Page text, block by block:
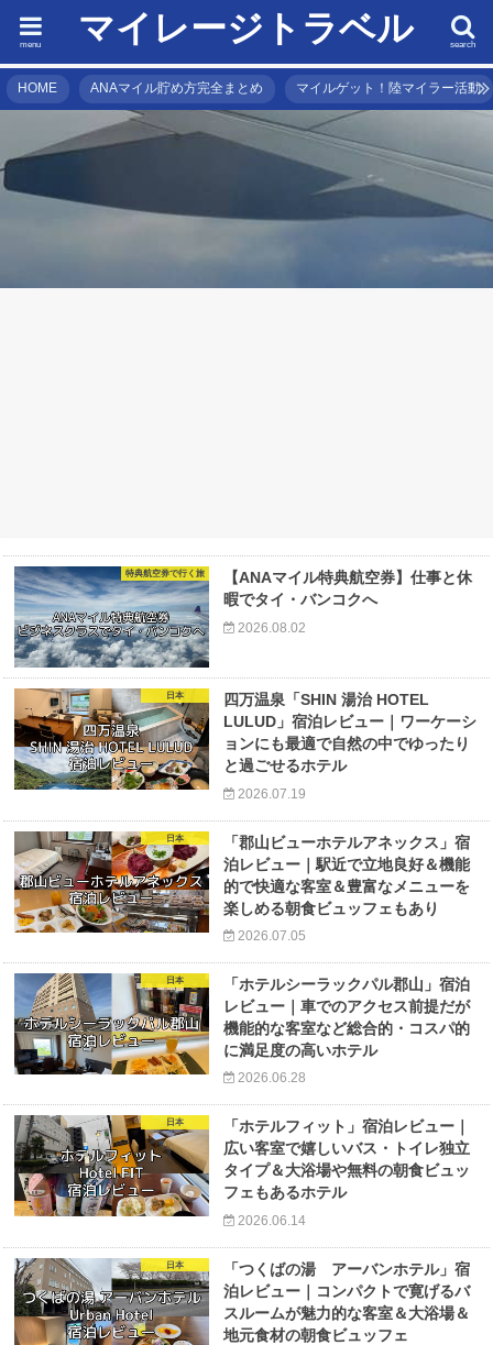
マイレージトラベル search
menu
HOME ANAマイル貯め方完全まとめ マイルゲット！陸マイラー活動
特典航空券で行く旅
【ANAマイル特典航空券】仕事と休
暇でタイ・バンコクへ
2026.08.02
日本
四万温泉「SHIN 湯治 HOTEL
LULUD」宿泊レビュー｜ワーケーシ
ョンにも最適で自然の中でゆったり
と過ごせるホテル
2026.07.19
日本
「郡山ビューホテルアネックス」宿
泊レビュー｜駅近で立地良好＆機能
的で快適な客室＆豊富なメニューを
楽しめる朝食ビュッフェもあり
2026.07.05
日本
「ホテルシーラックパル郡山」宿泊
レビュー｜車でのアクセス前提だが
機能的な客室など総合的・コスパ的
に満足度の高いホテル
2026.06.28
日本
「ホテルフィット」宿泊レビュー｜
広い客室で嬉しいバス・トイレ独立
タイプ＆大浴場や無料の朝食ビュッ
フェもあるホテル
2026.06.14
日本
「つくばの湯 アーバンホテル」宿
泊レビュー｜コンパクトで寛げるバ
スルームが魅力的な客室＆大浴場＆
地元食材の朝食ビュッフェ